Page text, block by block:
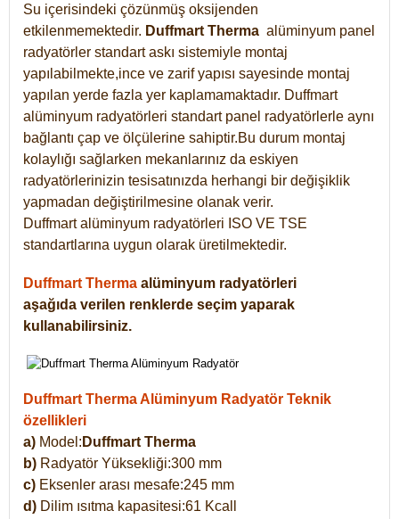
Su içerisindeki çözünmüş oksijenden
etkilenmemektedir. Duffmart Therma alüminyum panel
radyatörler standart askı sistemiyle montaj
yapılabilmekte,ince ve zarif yapısı sayesinde montaj
yapılan yerde fazla yer kaplamamaktadır. Duffmart
alüminyum radyatörleri standart panel radyatörlerle aynı
bağlantı çap ve ölçülerine sahiptir.Bu durum montaj
kolaylığı sağlarken mekanlarınız da eskiyen
radyatörlerinizin tesisatınızda herhangi bir değişiklik
yapmadan değiştirilmesine olanak verir.
Duffmart alüminyum radyatörleri ISO VE TSE
standartlarına uygun olarak üretilmektedir.
Duffmart Therma alüminyum radyatörleri
aşağıda verilen renklerde seçim yaparak
kullanabilirsiniz.
Duffmart Therma Alüminyum Radyatör Teknik
özellikleri
a) Model: Duffmart Therma
b) Radyatör Yüksekliği:300 mm
c) Eksenler arası mesafe:245 mm
d) Dilim ısıtma kapasitesi:61 Kcall